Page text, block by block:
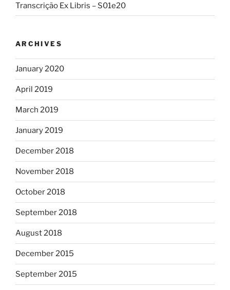
Transcrição Ex Libris – S01e20
ARCHIVES
January 2020
April 2019
March 2019
January 2019
December 2018
November 2018
October 2018
September 2018
August 2018
December 2015
September 2015